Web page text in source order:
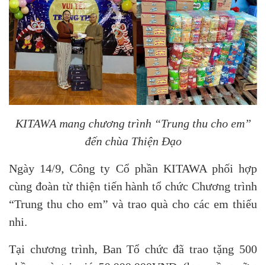
KITAWA mang chương trình “Trung thu cho em”
đến chùa Thiện Đạo
Ngày 14/9, Công ty Cổ phần KITAWA phối hợp
cùng đoàn từ thiện tiến hành tổ chức Chương trình
“Trung thu cho em” và trao quà cho các em thiếu
nhi.
Tại chương trình, Ban Tổ chức đã trao tặng 500